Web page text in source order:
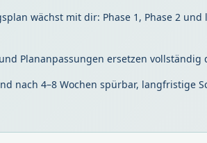
wächst mit dir: Phase 1, Phase 2
Plananpassungen ersetzen vollständig
nach 4–8 Wochen spürbar, langfristige